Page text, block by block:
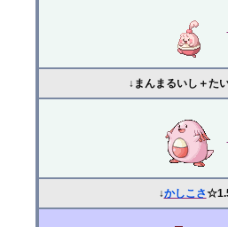
↓まんまるいし＋た
↓かしこさ